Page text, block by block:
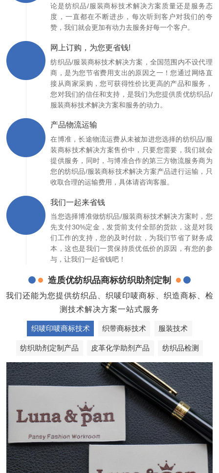
论是纺织品/服装商标技术解决方案质量还是服务态
度，一直都在不断进步，每次听到客户对我们的夸
赞，我们就会更加有动力去服务好每一个客户。
网上订购，为您更省钱!
纺织品/服装商标技术解决方案，全国范围内不设代理
商，是为您节省费用支出的原因之一！您通过网络直
接从商家采购，您可获得性价比更高的产品和服务，
您对我们的信任和支持，是我们为您提供质优纺织品/
服装商标技术解决方案和服务的动力。
产品物流运输
在博准，长途物流运费从未被加进您选择的纺织品/服
装商标技术解决方案售价中，只要您需要，我们就会
提供服务，同时，与博准合作的第三方物流服务商为
您的纺织品/服装商标技术解决方案产品进行运输，只
收取合理的运输费用，具体请咨询客服。
我们一起来省钱
当您选择博准做纺织品/服装商标技术解决方案时，您
先支付30%定金，发货前支付全部的货款，这是对我
们工作的支持，您的及时付款，为我们节省了财务成
本，这也是我们一贯保持质优低价的原因，有您的参
与，让我们一起省钱吧！
造质优纺织品商标纺织助剂定制
我们还能为您提供纺织品、织唛印唛商标、织造商标、检
测技术解决方案一站式服务
织唛印唛商标技术 织带商标技术 服装技术
纺织助剂定制产品 皮革化学助剂产品 纺织品检测